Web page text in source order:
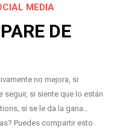
MEDIA
DE
no mejora, si
si siente que lo están
si se le da la gana…
Puedes compartir esto